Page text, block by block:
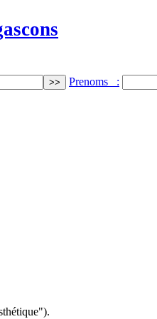
Prenoms :